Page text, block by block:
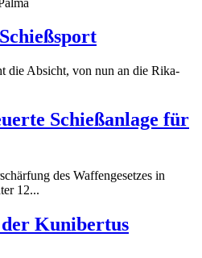
die Absicht, von nun an die Rika-
Schießanlage für
des Waffengesetzes in
12...
der Kunibertus